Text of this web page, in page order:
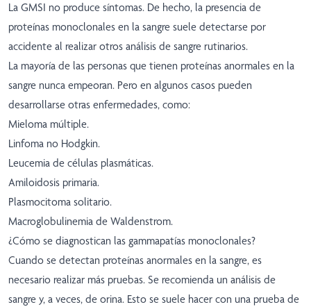
La GMSI no produce síntomas. De hecho, la presencia de
proteínas monoclonales en la sangre suele detectarse por
accidente al realizar otros análisis de sangre rutinarios.
La mayoría de las personas que tienen proteínas anormales en la
sangre nunca empeoran. Pero en algunos casos pueden
desarrollarse otras enfermedades, como:
Mieloma múltiple.
Linfoma no Hodgkin.
Leucemia de células plasmáticas.
Amiloidosis primaria.
Plasmocitoma solitario.
Macroglobulinemia de Waldenstrom.
¿Cómo se diagnostican las gammapatías monoclonales?
Cuando se detectan proteínas anormales en la sangre, es
necesario realizar más pruebas. Se recomienda un análisis de
sangre y, a veces, de orina. Esto se suele hacer con una prueba de